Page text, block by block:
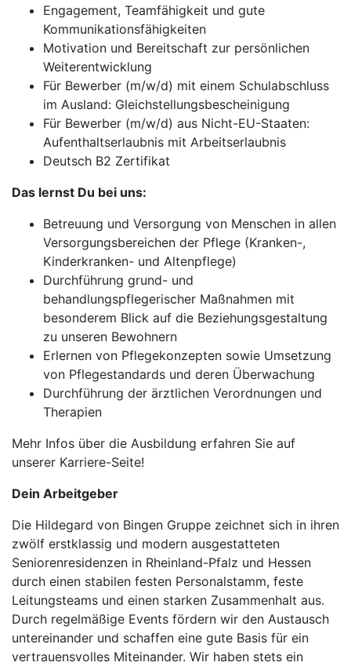
Engagement, Teamfähigkeit und gute
Kommunikationsfähigkeiten
Motivation und Bereitschaft zur persönlichen
Weiterentwicklung
Für Bewerber (m/w/d) mit einem Schulabschluss
im Ausland: Gleichstellungsbescheinigung
Für Bewerber (m/w/d) aus Nicht-EU-Staaten:
Aufenthaltserlaubnis mit Arbeitserlaubnis
Deutsch B2 Zertifikat
Das lernst Du bei uns:
Betreuung und Versorgung von Menschen in allen
Versorgungsbereichen der Pflege (Kranken-,
Kinderkranken- und Altenpflege)
Durchführung grund- und
behandlungspflegerischer Maßnahmen mit
besonderem Blick auf die Beziehungsgestaltung
zu unseren Bewohnern
Erlernen von Pflegekonzepten sowie Umsetzung
von Pflegestandards und deren Überwachung
Durchführung der ärztlichen Verordnungen und
Therapien
Mehr Infos über die Ausbildung erfahren Sie auf
unserer Karriere-Seite!
Dein Arbeitgeber
Die Hildegard von Bingen Gruppe zeichnet sich in ihren
zwölf erstklassig und modern ausgestatteten
Seniorenresidenzen in Rheinland-Pfalz und Hessen
durch einen stabilen festen Personalstamm, feste
Leitungsteams und einen starken Zusammenhalt aus.
Durch regelmäßige Events fördern wir den Austausch
untereinander und schaffen eine gute Basis für ein
vertrauensvolles Miteinander. Wir haben stets ein